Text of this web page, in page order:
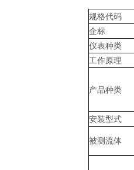
规格代码
企标
仪表种类
工作原理
产品种类
安装型式
被测流体